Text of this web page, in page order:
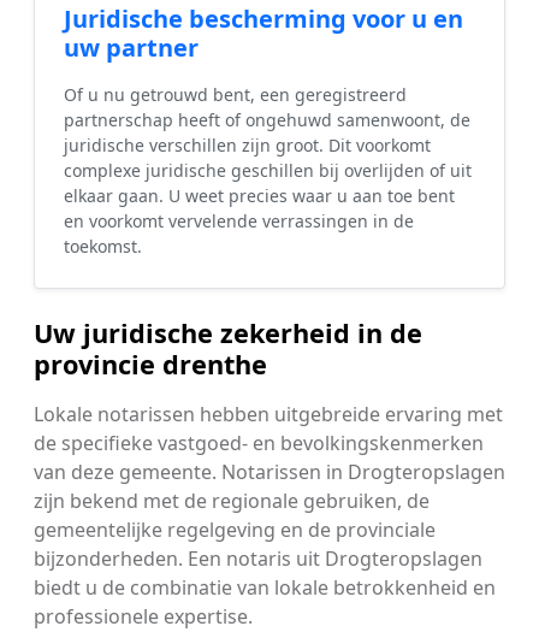
Juridische bescherming voor u en
uw partner
Of u nu getrouwd bent, een geregistreerd
partnerschap heeft of ongehuwd samenwoont, de
juridische verschillen zijn groot. Dit voorkomt
complexe juridische geschillen bij overlijden of uit
elkaar gaan. U weet precies waar u aan toe bent
en voorkomt vervelende verrassingen in de
toekomst.
Uw juridische zekerheid in de
provincie drenthe
Lokale notarissen hebben uitgebreide ervaring met
de specifieke vastgoed- en bevolkingskenmerken
van deze gemeente. Notarissen in Drogteropslagen
zijn bekend met de regionale gebruiken, de
gemeentelijke regelgeving en de provinciale
bijzonderheden. Een notaris uit Drogteropslagen
biedt u de combinatie van lokale betrokkenheid en
professionele expertise.